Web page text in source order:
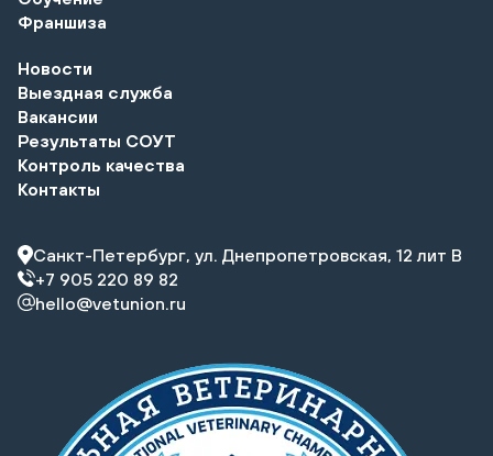
Франшиза
Новости
Выездная служба
Вакансии
Результаты СОУТ
Контроль качества
Контакты
Санкт-Петербург, ул. Днепропетровская, 12 лит В
+7 905 220 89 82
hello@vetunion.ru